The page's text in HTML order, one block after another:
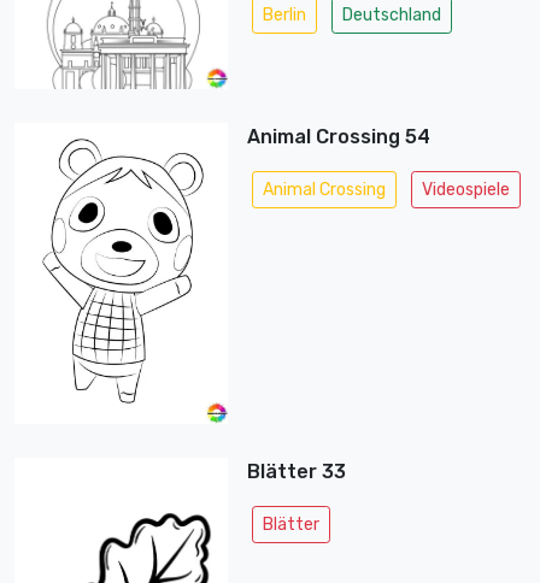
Berlin Deutschland
Animal Crossing 54
Animal Crossing Videospiele
Blätter 33
Blätter